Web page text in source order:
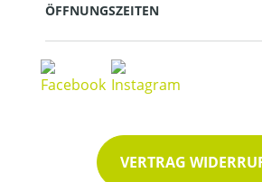
ÖFFNUNGSZEITEN
VERTRAG